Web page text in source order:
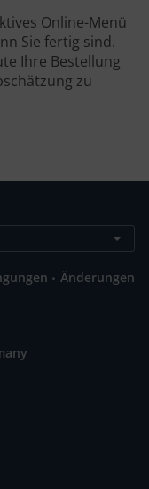
Online-Menü
Sie fertig sind.
Ihre Bestellung
zu
. Änderungen